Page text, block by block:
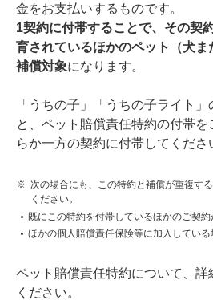
金をお支払いするものです。
1契約に付帯することで、その契
育されているほかのペット（犬ま
補償対象になります。
「うちの子」「うちの子ライト
と、ペット賠償責任特約の付帯を
らか一方の契約に付帯してくださ
※ 次の場合にも、この特約と補償が重複す
ください。
既にこの特約を付帯しているほかのご契約
ほかの個人賠償責任保険等に加入している
ペット賠償責任特約について、詳
ください。